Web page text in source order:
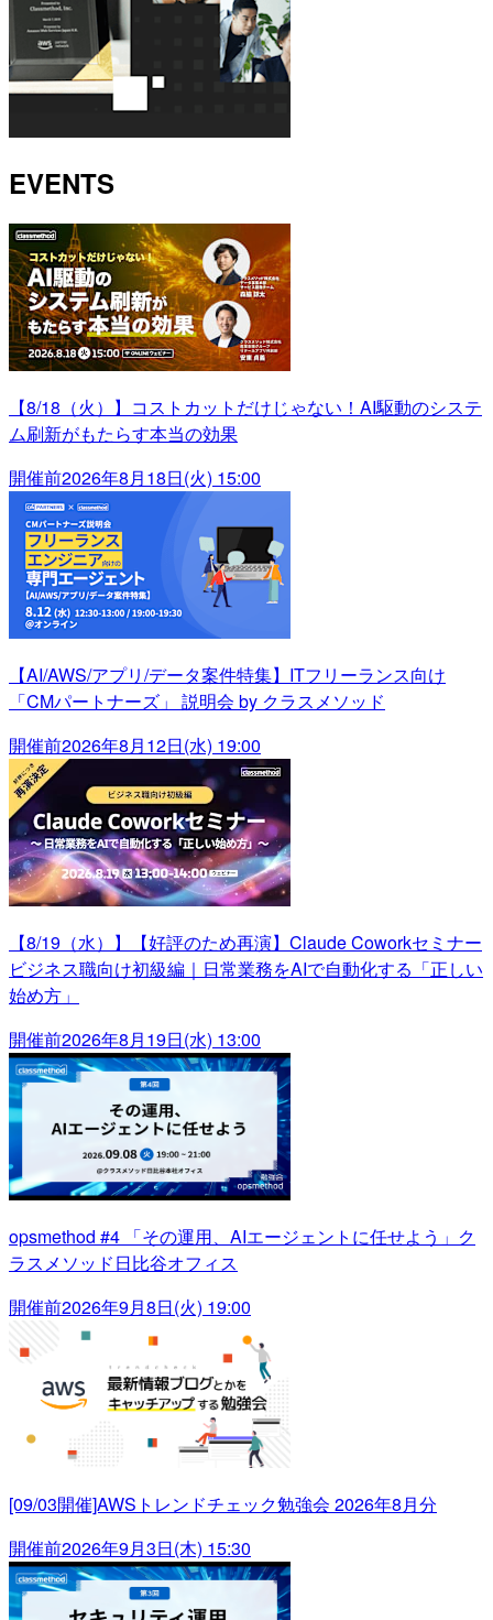
EVENTS
【8/18（火）】コストカットだけじゃない！AI駆動のシステ
ム刷新がもたらす本当の効果
開催前2026年8月18日(火) 15:00
【AI/AWS/アプリ/データ案件特集】ITフリーランス向け
「CMパートナーズ」 説明会 by クラスメソッド
開催前2026年8月12日(水) 19:00
【8/19（水）】【好評のため再演】Claude Coworkセミナー
ビジネス職向け初級編｜日常業務をAIで自動化する「正しい
始め方」
開催前2026年8月19日(水) 13:00
opsmethod #4 「その運用、AIエージェントに任せよう」ク
ラスメソッド日比谷オフィス
開催前2026年9月8日(火) 19:00
[09/03開催]AWSトレンドチェック勉強会 2026年8月分
開催前2026年9月3日(木) 15:30